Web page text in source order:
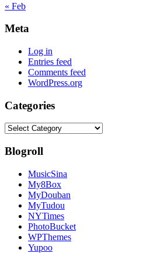
« Feb
Meta
Log in
Entries feed
Comments feed
WordPress.org
Categories
Categories
Blogroll
MusicSina
My8Box
MyDouban
MyTudou
NYTimes
PhotoBucket
WPThemes
Yupoo